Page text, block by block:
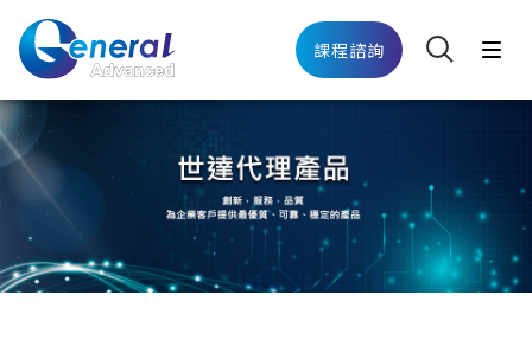
課程諮詢